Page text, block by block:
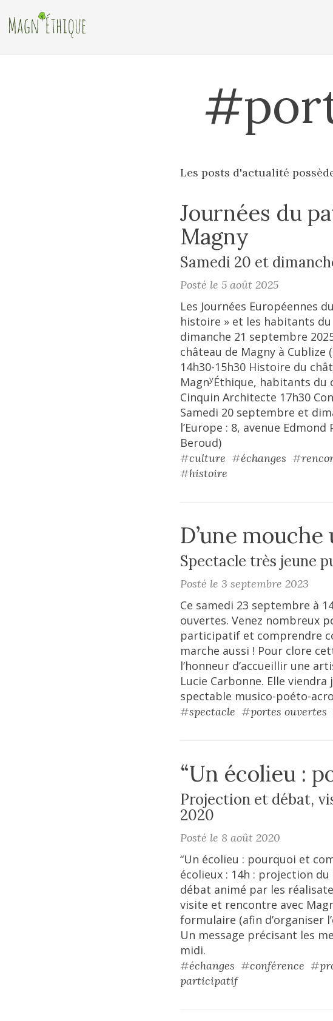
Les posts d'actualité
Journées du
Magny
Samedi 20 et
Posté le 5 août 2025
Les Journées Européennes
histoire » et les habitants
dimanche 21 septembre
château de Magny à Cublize
14h30-15h30 Histoire du
MagnyÉthique, habitants du
Cinquin Architecte 17h30
Samedi 20 septembre et
l’Europe : 8, avenue
Beroud)
#culture #échanges #
#histoire
D’une
Spectacle très jeune
Posté le 3 septembre 2023
Ce samedi 23 septembre à
ouvertes. Venez nombreux
participatif et comprendre
marche aussi ! Pour clore
l’honneur d’accueillir une
Lucie Carbonne. Elle
spectable musico-poéto-
#spectacle #portes ouvertes
“Un écolieu :
Projection et débat,
2020
Posté le 8 août 2020
“Un écolieu : pourquoi et
écolieux : 14h : projection du
débat animé par les
visite et rencontre avec
formulaire (afin d’organiser
Un message précisant les
midi.
#échanges #conférence #
participatif